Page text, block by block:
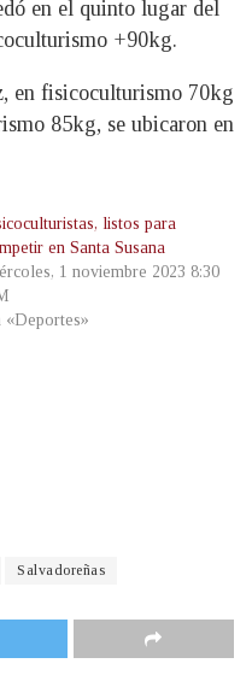
en el quinto lugar del
+90kg.
en fisicoculturismo 70kg
85kg, se ubicaron en
listos para
en Santa Susana
1 noviembre 2023 8:30
«Deportes»
Salvadoreñas